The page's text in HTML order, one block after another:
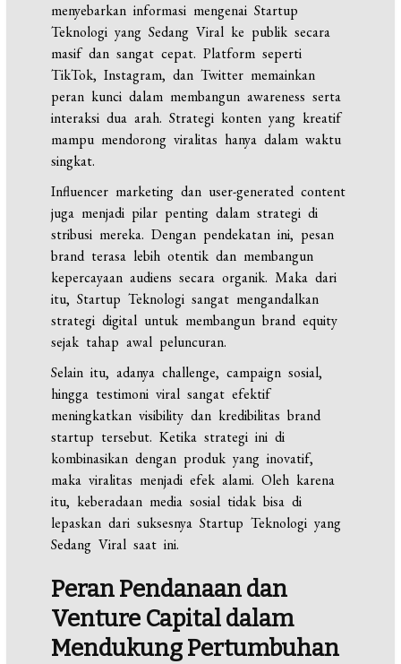
menyebarkan informasi mengenai Startup
Teknologi yang Sedang Viral ke publik secara
masif dan sangat cepat. Platform seperti
TikTok, Instagram, dan Twitter memainkan
peran kunci dalam membangun awareness serta
interaksi dua arah. Strategi konten yang kreatif
mampu mendorong viralitas hanya dalam waktu
singkat.
Influencer marketing dan user-generated content
juga menjadi pilar penting dalam strategi di
stribusi mereka. Dengan pendekatan ini, pesan
brand terasa lebih otentik dan membangun
kepercayaan audiens secara organik. Maka dari
itu, Startup Teknologi sangat mengandalkan
strategi digital untuk membangun brand equity
sejak tahap awal peluncuran.
Selain itu, adanya challenge, campaign sosial,
hingga testimoni viral sangat efektif
meningkatkan visibility dan kredibilitas brand
startup tersebut. Ketika strategi ini di
kombinasikan dengan produk yang inovatif,
maka viralitas menjadi efek alami. Oleh karena
itu, keberadaan media sosial tidak bisa di
lepaskan dari suksesnya Startup Teknologi yang
Sedang Viral saat ini.
Peran Pendanaan dan
Venture Capital dalam
Mendukung Pertumbuhan